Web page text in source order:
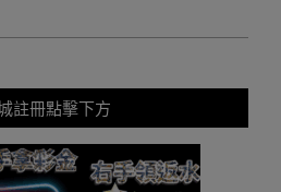
註冊點擊下方